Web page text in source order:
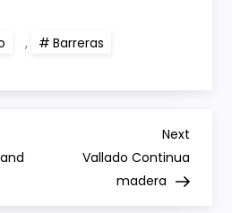
, Barreras
Next
Post
Next
Vallado Continua
madera